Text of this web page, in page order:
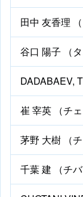
田中 友香理
谷口 陽子 （
DADABAEV,
崔 宰英 （チェ
茅野 大樹 （チ
千葉 建 （チバ